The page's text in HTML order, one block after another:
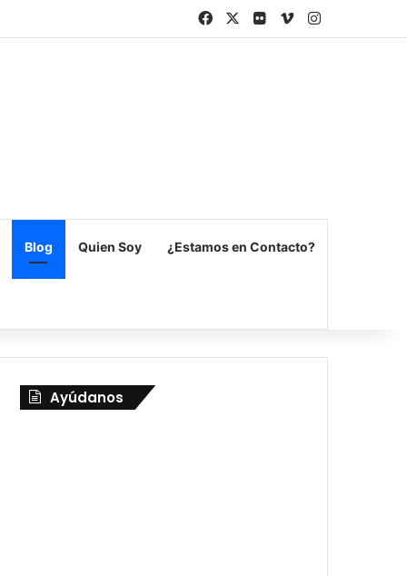
FacebookFlickrVimeoInstagram
Blog Quien Soy ¿Estamos en Contacto?
Ayúdanos